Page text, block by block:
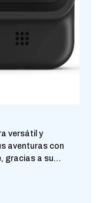
versátil y
aventuras con
gracias a su…